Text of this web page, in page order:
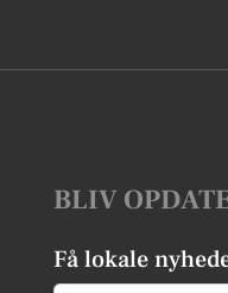
BLIV
Få lokale